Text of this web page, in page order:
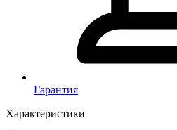
Гарантия
Характеристики